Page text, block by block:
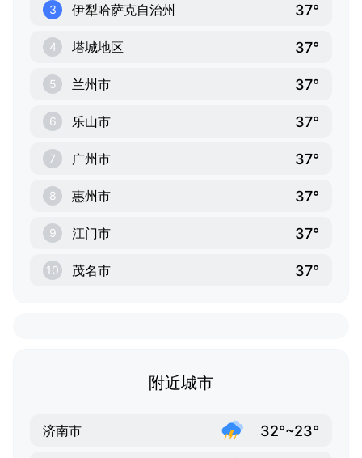
3 伊犁哈萨克自治州 37°
4 塔城地区 37°
5 兰州市 37°
6 乐山市 37°
7 广州市 37°
8 惠州市 37°
9 江门市 37°
10 茂名市 37°
附近城市
济南市 32°~23°